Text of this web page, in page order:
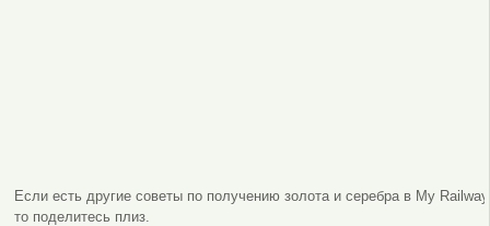
Если есть другие советы по получению золота и серебра в My Railway
то поделитесь плиз.